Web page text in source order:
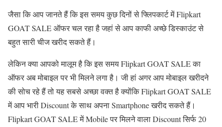
जैसा कि आप जानते हैं कि इस समय कुछ दिनों से फ्लिपकार्ट में Flipkart
GOAT SALE ऑफर चल रहा है जहां से आप काफी अच्छे डिस्काउंट से
बहुत सारी चीज खरीद सकते हैं।
लेकिन क्या आपको मालूम है कि इस समय Flipkart GOAT SALE का
ऑफर अब मोबाइल पर भी मिलने लगा है। जी हां अगर आप मोबाइल खरीदने
की सोच रहे हैं तो यह सबसे अच्छा वक्त है क्योंकि Flipkart GOAT SALE
में आप भारी Discount के साथ अपना Smartphone खरीद सकते हैं।
Flipkart GOAT SALE में Mobile पर मिलने वाला Discount सिर्फ 20